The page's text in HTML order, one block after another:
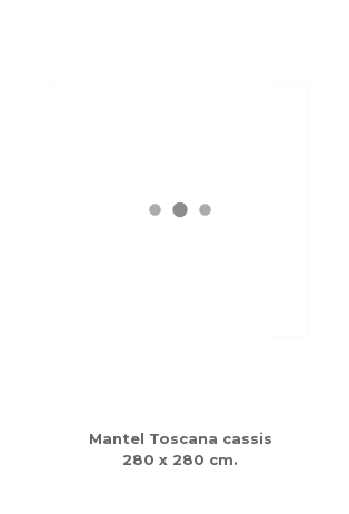
Mantel Toscana cassis
280 x 280 cm.